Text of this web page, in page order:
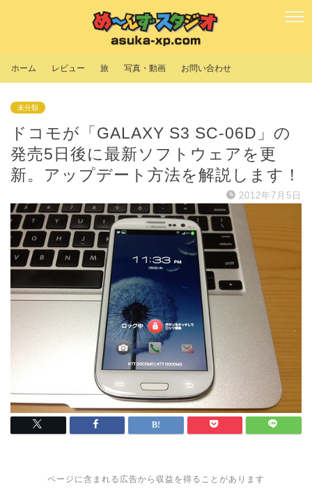
ホーム レビュー 旅 写真・動画 お問い合わせ
未分類
ドコモが「GALAXY S3 SC-06D」の
発売5日後に最新ソフトウェアを更
新。アップデート方法を解説します！
2012年7月5日
ページに含まれる広告から収益を得ることがあります